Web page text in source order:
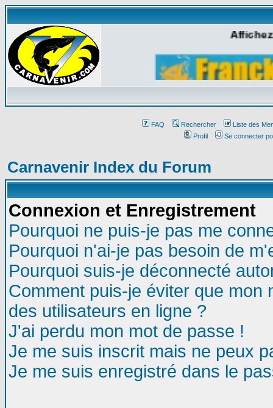
FAQ Rechercher
Liste des
Profil
Se connecter
Carnavenir Index du Forum
Connexion et Enregistrement
Pourquoi ne puis-je pas me
Pourquoi n'ai-je pas besoin de
Pourquoi suis-je déconnecté
Comment puis-je éviter que mon
des utilisateurs en ligne ?
J'ai perdu mon mot de passe !
Je me suis inscrit mais ne peux
Je me suis enregistré dans le